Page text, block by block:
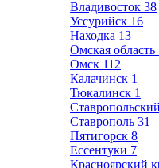
Владивосток 38
Уссурийск 16
Находка 13
Омская область
Омск 112
Калачинск 1
Тюкалинск 1
Ставрополь 31
Пятигорск 8
Ессентуки 7
Красноярский